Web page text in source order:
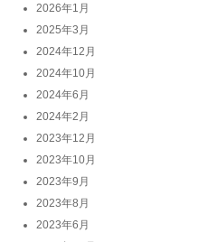
2026年1月
2025年3月
2024年12月
2024年10月
2024年6月
2024年2月
2023年12月
2023年10月
2023年9月
2023年8月
2023年6月